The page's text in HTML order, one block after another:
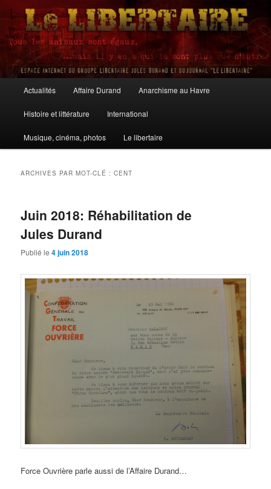
Aller
contenu
principal
Aller
contenu
secondaire
Le Libertaire
principal
Actualités Affaire Durand Anarchisme au Havre
Histoire et littérature International
Musique, cinéma, photos Le libertaire
ARCHIVES PAR MOT-CLÉ :CENT
Juin 2018: Réhabilitation de
Jules Durand
Publié le4 juin 2018
Force Ouvrière parle aussi de l’Affaire Durand…